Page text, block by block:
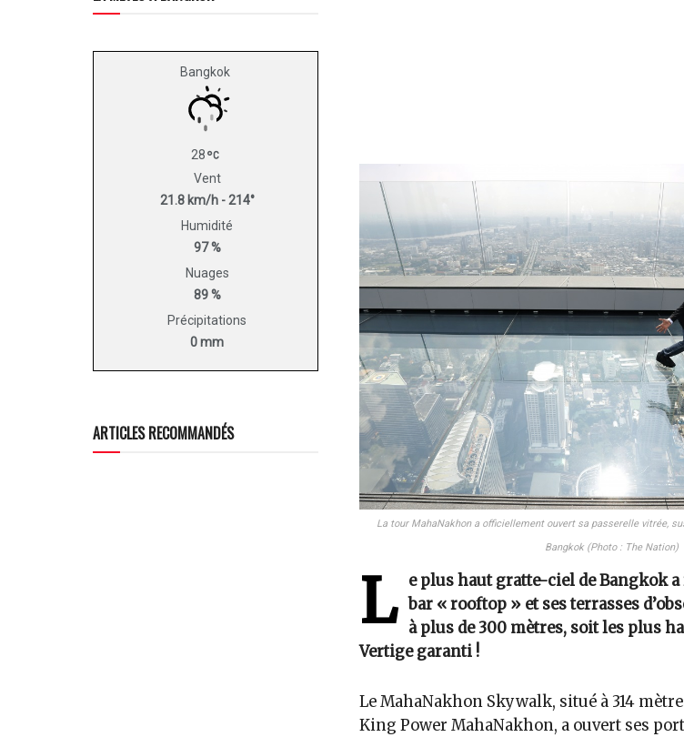
La tour MahaNakhon a officiellement ouvert sa passerelle vitrée,
Bangkok (Photo : The Nation)
L
e plus haut gratte-ciel de Bangkok
bar « rooftop » et ses terrasses
à plus de 300 mètres, soit les plus
Vertige garanti !
Le MahaNakhon Skywalk, situé à 314
King Power MahaNakhon, a ouvert ses
Bangkok
28
Vent
21.8 km/h - 214°
Humidité
97 %
Nuages
89 %
Précipitations
0 mm
ARTICLES RECOMMANDÉS